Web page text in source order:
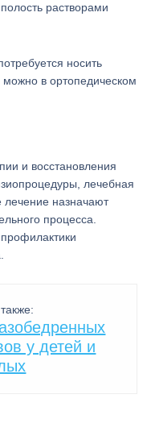
растворами
носить
в ортопедическом
и восстановления
лечебная
лечение назначают
процесса.
у детей и